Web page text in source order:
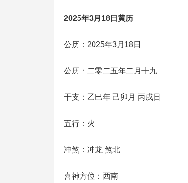
2025年3月18日黄历
公历：2025年3月18日
公历：二零二五年二月十九
干支：乙巳年 己卯月 丙戌日
五行：火
冲煞：冲龙 煞北
喜神方位：西南